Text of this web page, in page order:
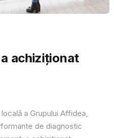
achiziționat
a Grupului Affidea,
de diagnostic